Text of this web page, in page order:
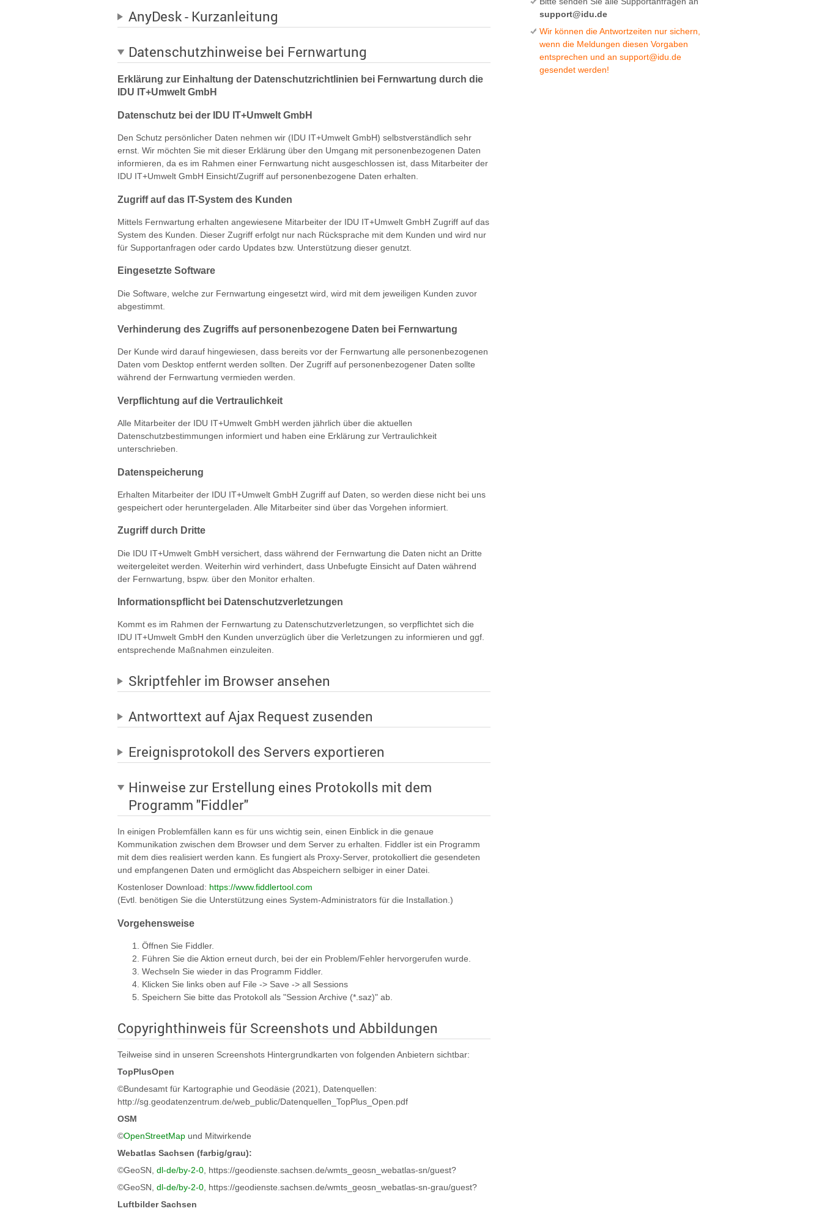
AnyDesk - Kurzanleitung
Datenschutzhinweise bei Fernwartung
Erklärung zur Einhaltung der Datenschutzrichtlinien bei Fernwartung durch die
IDU IT+Umwelt GmbH
Datenschutz bei der IDU IT+Umwelt GmbH
Den Schutz persönlicher Daten nehmen wir (IDU IT+Umwelt GmbH) selbstverständlich sehr
ernst. Wir möchten Sie mit dieser Erklärung über den Umgang mit personenbezogenen Daten
informieren, da es im Rahmen einer Fernwartung nicht ausgeschlossen ist, dass Mitarbeiter der
IDU IT+Umwelt GmbH Einsicht/Zugriff auf personenbezogene Daten erhalten.
Zugriff auf das IT-System des Kunden
Mittels Fernwartung erhalten angewiesene Mitarbeiter der IDU IT+Umwelt GmbH Zugriff auf das
System des Kunden. Dieser Zugriff erfolgt nur nach Rücksprache mit dem Kunden und wird nur
für Supportanfragen oder cardo Updates bzw. Unterstützung dieser genutzt.
Eingesetzte Software
Die Software, welche zur Fernwartung eingesetzt wird, wird mit dem jeweiligen Kunden zuvor
abgestimmt.
Verhinderung des Zugriffs auf personenbezogene Daten bei Fernwartung
Der Kunde wird darauf hingewiesen, dass bereits vor der Fernwartung alle personenbezogenen
Daten vom Desktop entfernt werden sollten. Der Zugriff auf personenbezogener Daten sollte
während der Fernwartung vermieden werden.
Verpflichtung auf die Vertraulichkeit
Alle Mitarbeiter der IDU IT+Umwelt GmbH werden jährlich über die aktuellen
Datenschutzbestimmungen informiert und haben eine Erklärung zur Vertraulichkeit
unterschrieben.
Datenspeicherung
Erhalten Mitarbeiter der IDU IT+Umwelt GmbH Zugriff auf Daten, so werden diese nicht bei uns
gespeichert oder heruntergeladen. Alle Mitarbeiter sind über das Vorgehen informiert.
Zugriff durch Dritte
Die IDU IT+Umwelt GmbH versichert, dass während der Fernwartung die Daten nicht an Dritte
weitergeleitet werden. Weiterhin wird verhindert, dass Unbefugte Einsicht auf Daten während
der Fernwartung, bspw. über den Monitor erhalten.
Informationspflicht bei Datenschutzverletzungen
Kommt es im Rahmen der Fernwartung zu Datenschutzverletzungen, so verpflichtet sich die
IDU IT+Umwelt GmbH den Kunden unverzüglich über die Verletzungen zu informieren und ggf.
entsprechende Maßnahmen einzuleiten.
Skriptfehler im Browser ansehen
Antworttext auf Ajax Request zusenden
Ereignisprotokoll des Servers exportieren
Hinweise zur Erstellung eines Protokolls mit dem
Programm "Fiddler"
In einigen Problemfällen kann es für uns wichtig sein, einen Einblick in die genaue
Kommunikation zwischen dem Browser und dem Server zu erhalten. Fiddler ist ein Programm
mit dem dies realisiert werden kann. Es fungiert als Proxy-Server, protokolliert die gesendeten
und empfangenen Daten und ermöglicht das Abspeichern selbiger in einer Datei.
Kostenloser Download: https://www.fiddlertool.com
(Evtl. benötigen Sie die Unterstützung eines System-Administrators für die Installation.)
Vorgehensweise
Öffnen Sie Fiddler.
Führen Sie die Aktion erneut durch, bei der ein Problem/Fehler hervorgerufen wurde.
Wechseln Sie wieder in das Programm Fiddler.
Klicken Sie links oben auf File -> Save -> all Sessions
Speichern Sie bitte das Protokoll als "Session Archive (*.saz)" ab.
Copyrighthinweis für Screenshots und Abbildungen
Teilweise sind in unseren Screenshots Hintergrundkarten von folgenden Anbietern sichtbar:
TopPlusOpen
©Bundesamt für Kartographie und Geodäsie (2021), Datenquellen:
http://sg.geodatenzentrum.de/web_public/Datenquellen_TopPlus_Open.pdf
OSM
©OpenStreetMap und Mitwirkende
Webatlas Sachsen (farbig/grau):
©GeoSN, dl-de/by-2-0 , https://geodienste.sachsen.de/wmts_geosn_webatlas-sn/guest?
©GeoSN, dl-de/by-2-0 , https://geodienste.sachsen.de/wmts_geosn_webatlas-sn-grau/guest?
Luftbilder Sachsen
support@idu.de
Wir können die Antwortzeiten nur sichern,
wenn die Meldungen diesen Vorgaben
entsprechen und an support@idu.de
gesendet werden!